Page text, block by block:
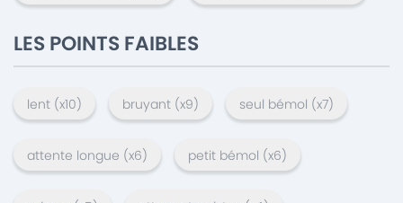
LES POINTS FAIBLES
lent (x10) bruyant (x9) seul bémol (x7)
attente longue (x6) petit bémol (x6)